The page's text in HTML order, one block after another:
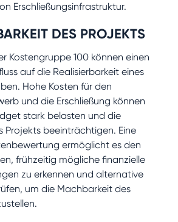
Erschließungsinfrastruktur.
DES PROJEKTS
Kostengruppe 100 können einen
auf die Realisierbarkeit eines
Hohe Kosten für den
und die Erschließung können
stark belasten und die
Projekts beeinträchtigen. Eine
ermöglicht es den
frühzeitig mögliche finanzielle
zu erkennen und alternative
um die Machbarkeit des